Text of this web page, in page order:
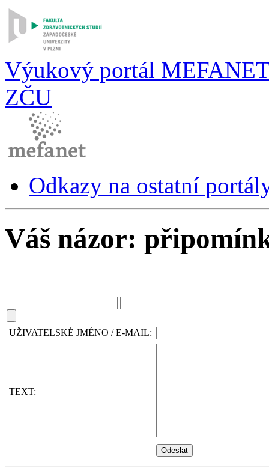
Výukový portál
ZČU
Odkazy na ostatní
Váš názor:
UŽIVATELSKÉ JMÉNO / E-MAIL:
TEXT: